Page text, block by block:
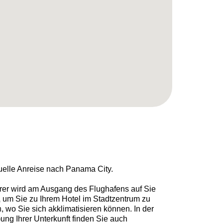
Anreise nach Panama City.
wird am Ausgang des Flughafens auf Sie
um Sie zu Ihrem Hotel im Stadtzentrum zu
wo Sie sich akklimatisieren können. In der
Ihrer Unterkunft finden Sie auch